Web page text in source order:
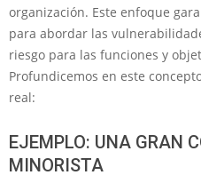
organización. Este enfoque
para abordar las
riesgo para las funciones y
Profundicemos en este
real:
EJEMPLO: UNA GRAN
MINORISTA